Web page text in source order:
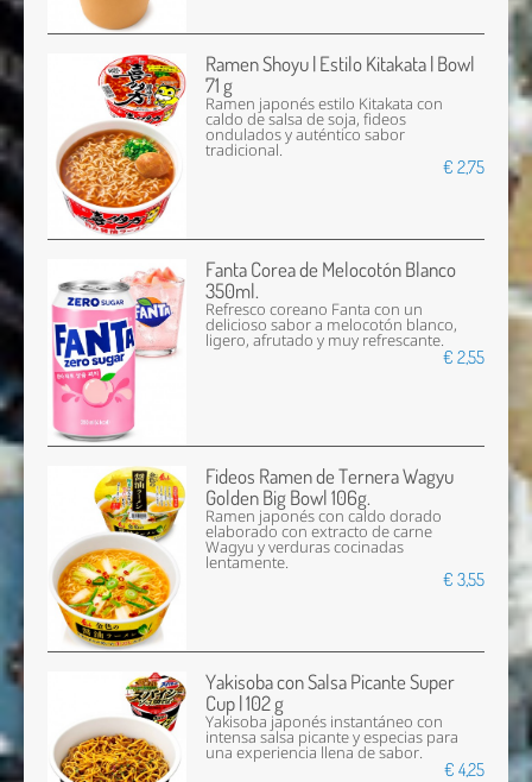
Ramen Shoyu | Estilo Kitakata | Bowl
71 g
Ramen japonés estilo Kitakata con
caldo de salsa de soja, fideos
ondulados y auténtico sabor
tradicional.
€ 2,75
Fanta Corea de Melocotón Blanco
350ml.
Refresco coreano Fanta con un
delicioso sabor a melocotón blanco,
ligero, afrutado y muy refrescante.
€ 2,55
Fideos Ramen de Ternera Wagyu
Golden Big Bowl 106g.
Ramen japonés con caldo dorado
elaborado con extracto de carne
Wagyu y verduras cocinadas
lentamente.
€ 3,55
Yakisoba con Salsa Picante Super
Cup | 102 g
Yakisoba japonés instantáneo con
intensa salsa picante y especias para
una experiencia llena de sabor.
€ 4,25